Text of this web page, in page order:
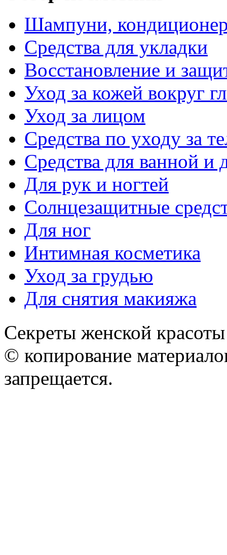
Шампуни,
Средства для укладки
Восстановление и
Уход за кожей вокруг
Уход за лицом
Средства по уходу за
Средства для ванной и
Для рук и ногтей
Солнцезащитные
Для ног
Интимная косметика
Уход за грудью
Для снятия макияжа
Секреты женской красоты
© копирование
запрещается.